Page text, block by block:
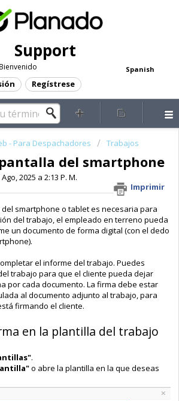
Support
Spanish
Regístrese
- Para Despachadores Trabajos
del smartphone
Imprimir
2025 a 2:13 P. M.
smartphone o tablet es necesaria para
del trabajo, el empleado en terreno pueda
un documento de forma digital (con el dedo
el informe del trabajo. Puedes
trabajo para que el cliente pueda dejar
por cada documento. La firma debe estar
al documento adjunto al trabajo, para
firmando el cliente.
en la plantilla del trabajo
.
o abre la plantilla en la que deseas